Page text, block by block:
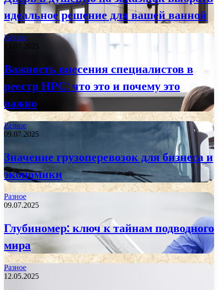
идеальное решение для вашей ванной
Разное
13.07.2025
Важность внесения специалистов в
реестр НРС: что это и почему это
важно
Разное
09.07.2025
Значение грузоперевозок для бизнеса и
экономики
Разное
09.07.2025
Глубиномер: ключ к тайнам подводного
мира
Разное
12.05.2025